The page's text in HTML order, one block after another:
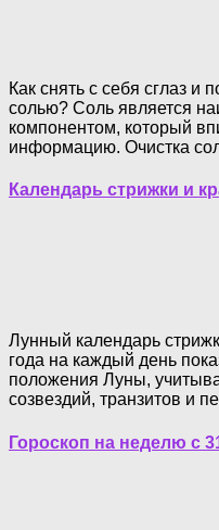
Как снять с себя сглаз и
солью? Соль является
компонентом, который
информацию. Очистка
Календарь стрижки и
Лунный календарь
года на каждый день
положения Луны,
созвездий, транзитов и
Гороскоп на неделю с